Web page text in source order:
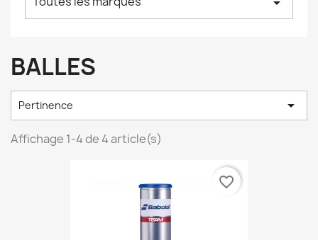
BALLES
Pertinence 
Affichage 1-4 de 4 article(s)
favorite_border